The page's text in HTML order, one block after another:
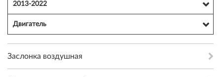
2013-2022
Двигатель
Заслонка воздушная